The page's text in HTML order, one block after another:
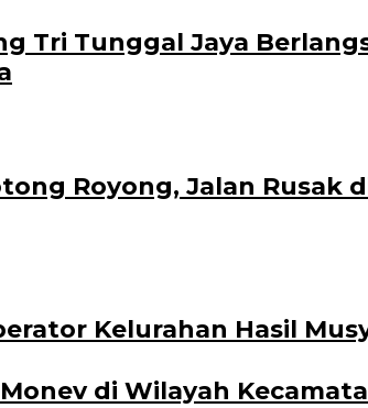
Tri Tunggal Jaya
Royong, Jalan Rusak
Kelurahan Hasil
di Wilayah